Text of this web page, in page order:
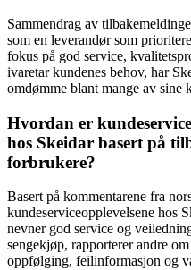
Sammendrag av
som en leverandør som
fokus på god service,
ivaretar kundenes behov, har
omdømme blant mange av sine
Hvordan er
hos Skeidar basert på
forbrukere?
Basert på kommentarene fra
kundeserviceopplevelsene hos
nevner god service og
sengekjøp, rapporterer andre
oppfølging, feilinformasjon og